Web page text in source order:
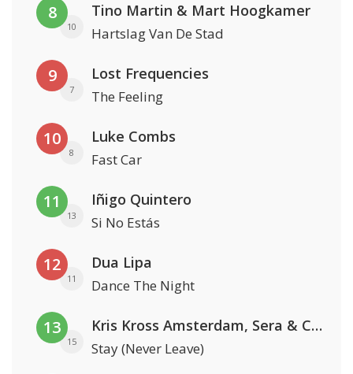
8
10
Tino Martin & Mart Hoogkamer
Hartslag Van De Stad
9
7
Lost Frequencies
The Feeling
10
8
Luke Combs
Fast Car
11
13
Iñigo Quintero
Si No Estás
12
11
Dua Lipa
Dance The Night
13
15
Kris Kross Amsterdam, Sera & Conor Maynard
Stay (Never Leave)